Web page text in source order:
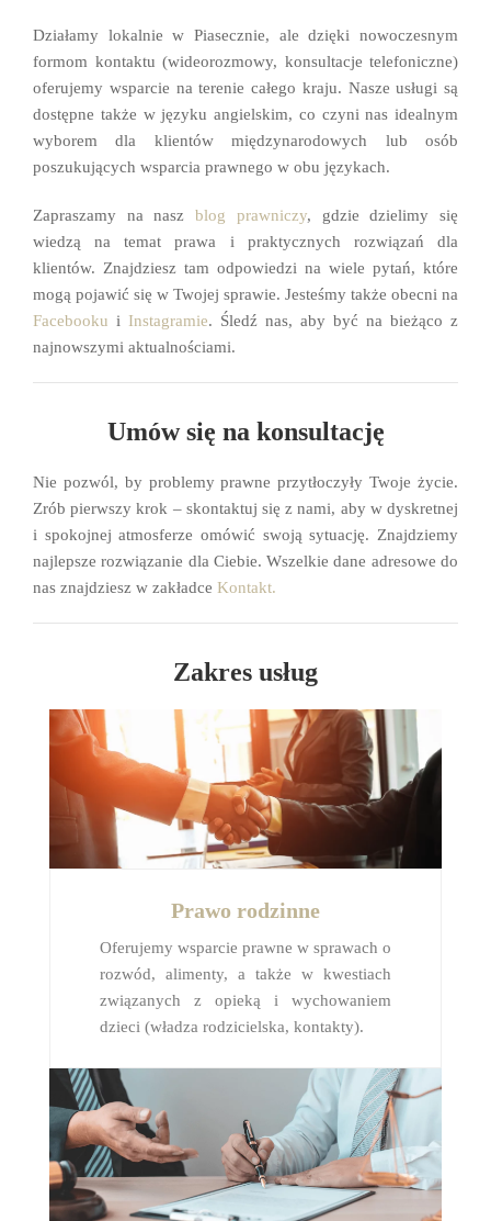
Działamy lokalnie w Piasecznie, ale dzięki nowoczesnym
formom kontaktu (wideorozmowy, konsultacje telefoniczne)
oferujemy wsparcie na terenie całego kraju. Nasze usługi są
dostępne także w języku angielskim, co czyni nas idealnym
wyborem dla klientów międzynarodowych lub osób
poszukujących wsparcia prawnego w obu językach.
Zapraszamy na naszblog prawniczy, gdzie dzielimy się
wiedzą na temat prawa i praktycznych rozwiązań dla
klientów. Znajdziesz tam odpowiedzi na wiele pytań, które
mogą pojawić się w Twojej sprawie. Jesteśmy także obecni na
Facebooku i Instagramie. Śledź nas, aby być na bieżąco z
najnowszymi aktualnościami.
Umów się na konsultację
Nie pozwól, by problemy prawne przytłoczyły Twoje życie.
Zrób pierwszy krok – skontaktuj się z nami, aby w dyskretnej
i spokojnej atmosferze omówić swoją sytuację. Znajdziemy
najlepsze rozwiązanie dla Ciebie. Wszelkie dane adresowe do
nas znajdziesz w zakładce Kontakt.
Zakres usług
Prawo rodzinne
Oferujemy wsparcie prawne w sprawach o
rozwód, alimenty, a także w kwestiach
związanych z opieką i wychowaniem
dzieci (władza rodzicielska, kontakty).